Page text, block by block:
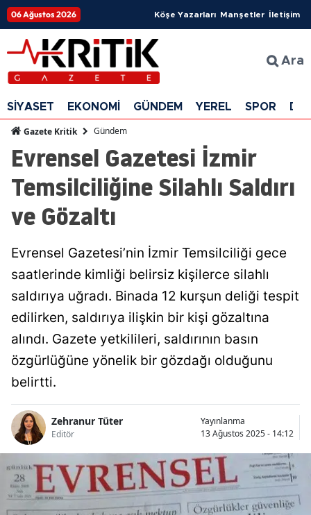
06 Ağustos 2026 Köşe Yazarları Manşetler İletişim
Ara
SİYASET EKONOMİ GÜNDEM YEREL SPOR
Gazete Kritik Gündem
Evrensel Gazetesi İzmir
Temsilciliğine Silahlı Saldırı
ve Gözaltı
Evrensel Gazetesi’nin İzmir Temsilciliği gece
saatlerinde kimliği belirsiz kişilerce silahlı
saldırıya uğradı. Binada 12 kurşun deliği tespit
edilirken, saldırıya ilişkin bir kişi gözaltına
alındı. Gazete yetkilileri, saldırının basın
özgürlüğüne yönelik bir gözdağı olduğunu
belirtti.
Zehranur Tüter
Editör
Yayınlanma
13 Ağustos 2025 - 14:12